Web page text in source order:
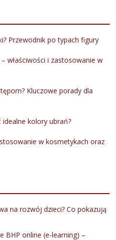
Przewodnik po typach figury
właściwości i zastosowanie w
Kluczowe porady dla
idealne kolory ubrań?
w kosmetykach oraz
na rozwój dzieci? Co pokazują
BHP online (e-learning) –